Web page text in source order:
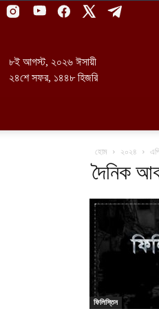
৮ই আগস্ট, ২০২৬ ঈসায়ী
২৪শে সফর, ১৪৪৮ হিজরি
হোম ২০২৪
দৈনিক
ফিলিস্তিন